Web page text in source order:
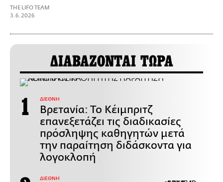
THE LIFO TEAM
3.6.2026
ΔΙΑΒΑΖΟΝΤΑΙ ΤΩΡΑ
ΔΙΕΘΝΗ
Βρετανία: Το Κέιμπριτζ
επανεξετάζει τις διαδικασίες
πρόσληψης καθηγητών μετά
την παραίτηση διδάσκοντα για
λογοκλοπή
ΔΙΕΘΝΗ